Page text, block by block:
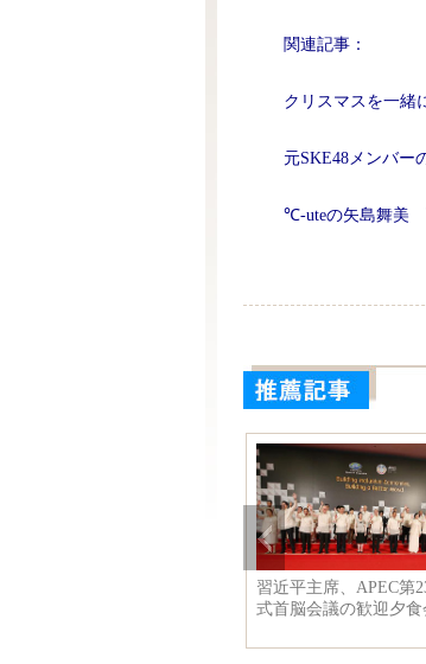
関連記事：
クリスマスを一緒
元SKE48メンバー
℃-uteの矢島舞美
習近平主席、APEC第
式首脳会議の歓迎夕